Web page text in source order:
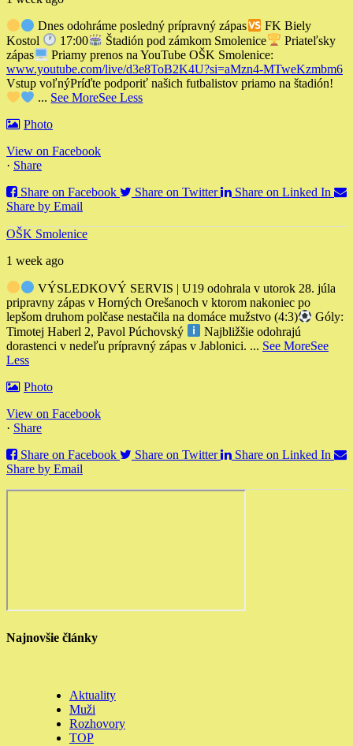
Dnes odohráme posledný prípravný zápas
FK Biely
Kostol
17:00 Štadión pod zámkom Smolenice
Priateľsky
zápas
Priamy prenos na YouTube OŠK Smolenice:
www.youtube.com/live/d3e8ToB2K4U?si=aMzn4-MTweKzmbm6
Vstup voľnýPríďte podporiť našich futbalistov priamo na štadión!
... See MoreSee Less
Photo
View on Facebook
· Share
Share on Facebook
Share on Twitter
Share on Linked In
Share by Email
OŠK Smolenice
1 week ago
VÝSLEDKOVÝ SERVIS | U19 odohrala v utorok 28. júla
pripravny zápas v Horných Orešanoch v ktorom nakoniec po
lepšom druhom polčase nestačila na domáce mužstvo (4:3)
Góly:
Timotej Haberl 2, Pavol Púchovský
Najbližšie odohrajú
dorastenci v nedeľu prípravný zápas v Jablonici. ... See MoreSee
Less
Photo
View on Facebook
· Share
Share on Facebook
Share on Twitter
Share on Linked In
Share by Email
Najnovšie články
Aktuality
Muži
Rozhovory
TOP